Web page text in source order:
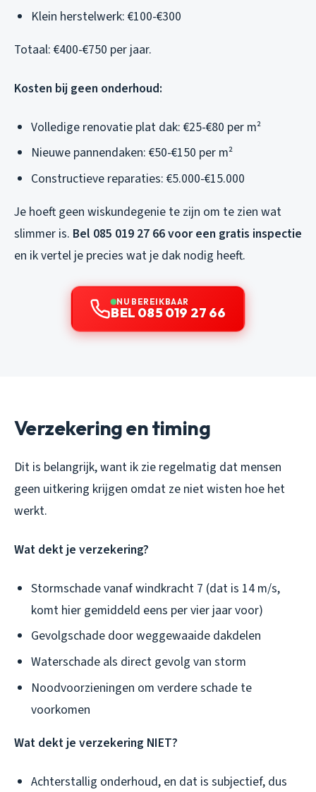
Klein herstelwerk: €100-€300
Totaal: €400-€750 per jaar.
Kosten bij geen onderhoud:
Volledige renovatie plat dak: €25-€80 per m²
Nieuwe pannendaken: €50-€150 per m²
Constructieve reparaties: €5.000-€15.000
Je hoeft geen wiskundegenie te zijn om te zien wat
slimmer is. Bel 085 019 27 66 voor een gratis inspectie
en ik vertel je precies wat je dak nodig heeft.
NU BEREIKBAAR
BEL 085 019 27 66
Verzekering en timing
Dit is belangrijk, want ik zie regelmatig dat mensen
geen uitkering krijgen omdat ze niet wisten hoe het
werkt.
Wat dekt je verzekering?
Stormschade vanaf windkracht 7 (dat is 14 m/s,
komt hier gemiddeld eens per vier jaar voor)
Gevolgschade door weggewaaide dakdelen
Waterschade als direct gevolg van storm
Noodvoorzieningen om verdere schade te
voorkomen
Wat dekt je verzekering NIET?
Achterstallig onderhoud, en dat is subjectief, dus